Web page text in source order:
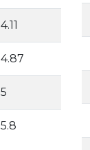
4.11
4.87
5
5.8